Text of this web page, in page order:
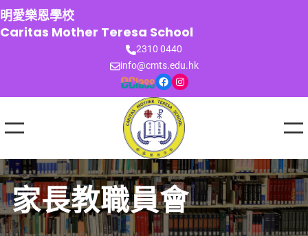
跳
至
主
明愛樂恩學校
Caritas Mother Teresa School
2310 0440
info@cmts.edu.hk
Facebook Instagram
家長教職員會